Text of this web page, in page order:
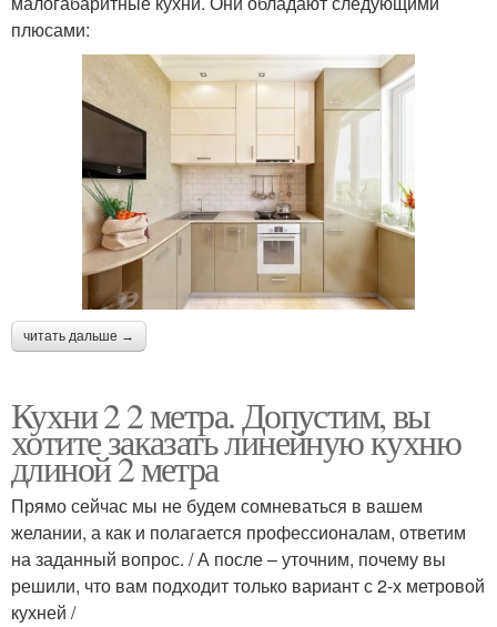
плюсами:
читать дальше →
Кухни 2 2 метра. Допустим, вы
хотите заказать линейную кухню
длиной 2 метра
Прямо сейчас мы не будем сомневаться в вашем
желании, а как и полагается профессионалам, ответим
на заданный вопрос. / А после – уточним, почему вы
решили, что вам подходит только вариант с 2-х метровой
кухней /